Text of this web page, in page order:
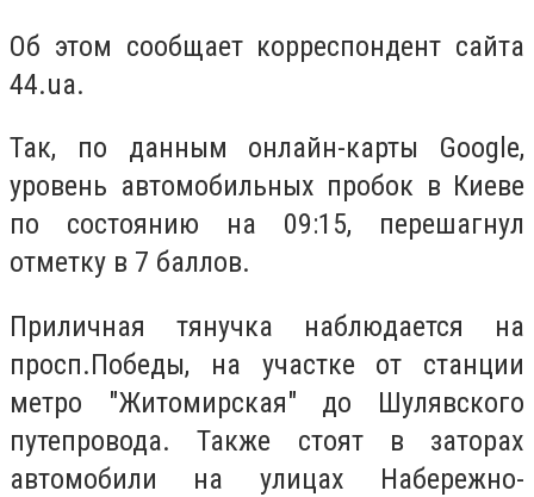
Об этом сообщает корреспондент сайта
44.ua.
Так, по данным онлайн-карты Google,
уровень автомобильных пробок в Киеве
по состоянию на 09:15, перешагнул
отметку в 7 баллов.
Приличная тянучка наблюдается на
просп.Победы, на участке от станции
метро "Житомирская" до Шулявского
путепровода. Также стоят в заторах
автомобили на улицах Набережно-